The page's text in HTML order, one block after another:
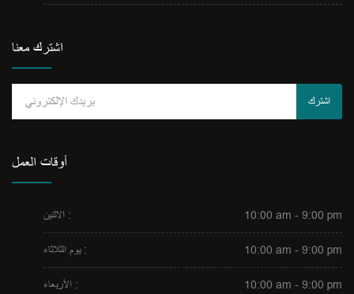
اشترك معنا
اشترك
أوقات العمل
الاثنين : 10:00 am - 9:00 pm
يوم الثلاثاء : 10:00 am - 9:00 pm
الأربعاء : 10:00 am - 9:00 pm